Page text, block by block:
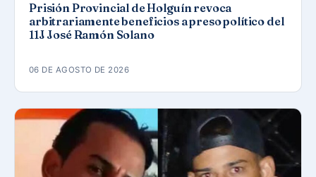
Prisión Provincial de Holguín revoca
arbitrariamente beneficios a preso político del
11J José Ramón Solano
06 DE AGOSTO DE 2026